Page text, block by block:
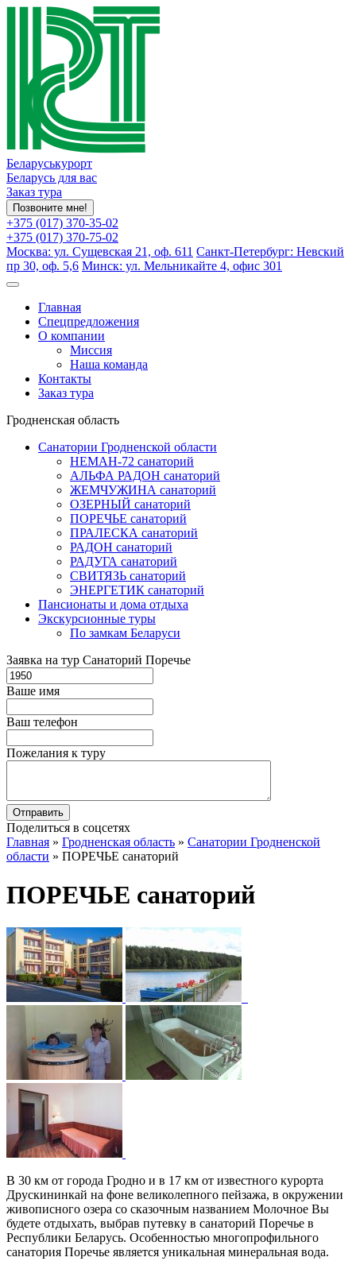
Беларуськурорт
Беларусь для вас
Заказ тура
Позвоните мне!
+375 (017) 370-35-02
+375 (017) 370-75-02
Москва: ул. Сущевская 21, оф. 611 Санкт-Петербург: Невский
пр 30, оф. 5,6 Минск: ул. Мельникайте 4, офис 301
Главная
Спецпредложения
О компании
Миссия
Наша команда
Контакты
Заказ тура
Гродненская область
Санатории Гродненской области
НЕМАН-72 санаторий
АЛЬФА РАДОН санаторий
ЖЕМЧУЖИНА санаторий
ОЗЕРНЫЙ санаторий
ПОРЕЧЬЕ санаторий
ПРАЛЕСКА санаторий
РАДОН санаторий
РАДУГА санаторий
СВИТЯЗЬ санаторий
ЭНЕРГЕТИК санаторий
Пансионаты и дома отдыха
Экскурсионные туры
По замкам Беларуси
Заявка на тур Санаторий Поречье
Ваше имя
Ваш телефон
Пожелания к туру
Поделиться в соцсетях
Главная » Гродненская область » Санатории Гродненской
области » ПОРЕЧЬЕ санаторий
ПОРЕЧЬЕ санаторий
В 30 км от города Гродно и в 17 км от известного курорта
Друскининкай на фоне великолепного пейзажа, в окружении
живописного озера со сказочным названием Молочное Вы
будете отдыхать, выбрав путевку в санаторий Поречье в
Республики Беларусь. Особенностью многопрофильного
санатория Поречье является уникальная минеральная вода.